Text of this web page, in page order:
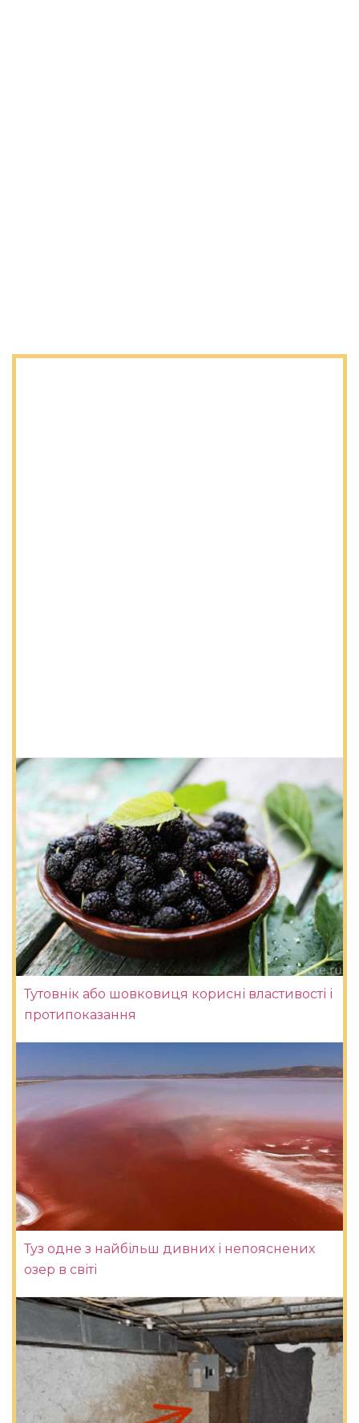
Тутовнік або шовковиця корисні властивості і
протипоказання
Туз одне з найбільш дивних і непояснених
озер в світі